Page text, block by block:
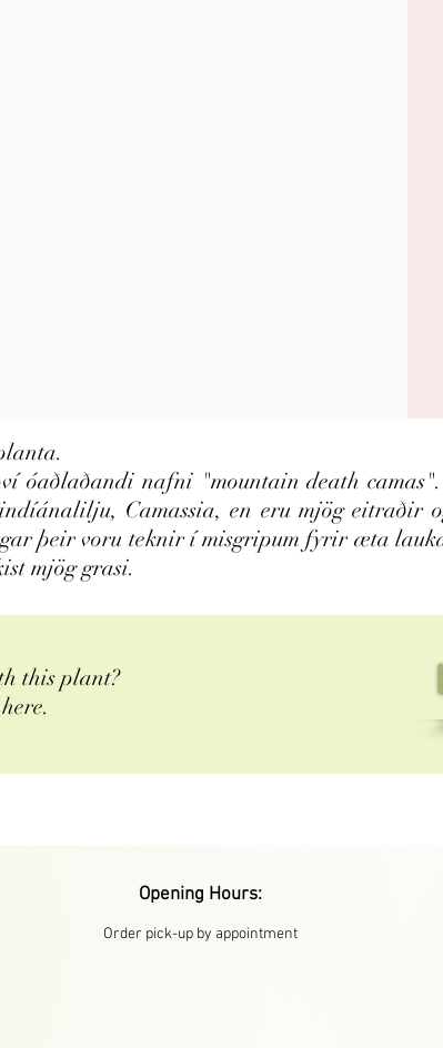
óaðlaðandi nafni "mountain death
Camassia, en eru mjög eitraðir
þeir voru teknir í misgripum fyrir æta
mjög grasi.
this plant?
Opening Hours:
Order pick-up by appointment